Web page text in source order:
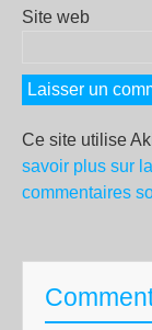
Site web
Ce site utilise
savoir plus sur
commentaires